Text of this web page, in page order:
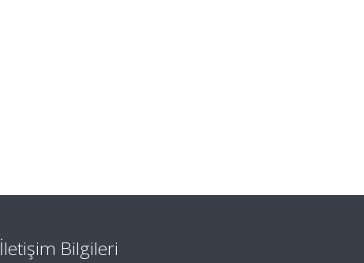
İletişim Bilgileri